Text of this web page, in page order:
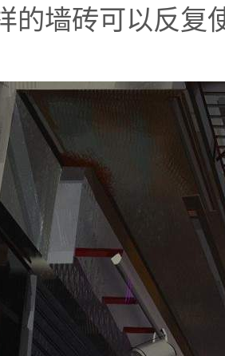
的墙砖可以反复